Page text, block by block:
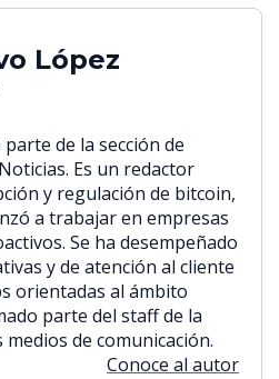
López
de la sección de
Es un redactor
y regulación de bitcoin,
a trabajar en empresas
Se ha desempeñado
y de atención al cliente
orientadas al ámbito
parte del staff de la
de comunicación.
Conoce al autor